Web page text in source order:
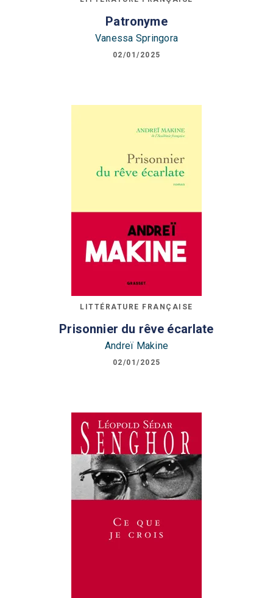
Patronyme
Vanessa Springora
02/01/2025
LITTÉRATURE FRANÇAISE
Prisonnier du rêve écarlate
Andreï Makine
02/01/2025